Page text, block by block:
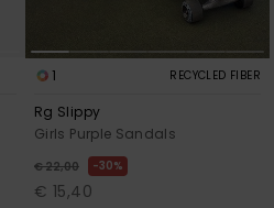
1 RECYCLED FIBER
Rg Slippy
Girls Purple Sandals
€ 22,00 30%
€ 15,40